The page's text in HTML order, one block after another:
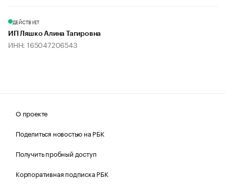
ДЕЙСТВУЕТ
ИП Ляшко Алина Тагировна
ИНН: 165047206543
О проекте
Поделиться новостью на РБК
Получить пробный доступ
Корпоративная подписка РБК